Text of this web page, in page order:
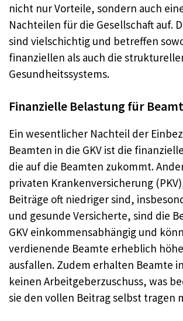
nicht nur Vorteile, sondern auch
Nachteilen für die Gesellschaft auf.
sind vielschichtig und betreffen
finanziellen als auch die
Gesundheitssystems.
Finanzielle Belastung für
Ein wesentlicher Nachteil der
Beamten in die GKV ist die
die auf die Beamten zukommt.
privaten Krankenversicherung
Beiträge oft niedriger sind,
und gesunde Versicherte, sind die
GKV einkommensabhängig und
verdienende Beamte erheblich
ausfallen. Zudem erhalten Beamte
keinen Arbeitgeberzuschuss, was
sie den vollen Beitrag selbst tragen